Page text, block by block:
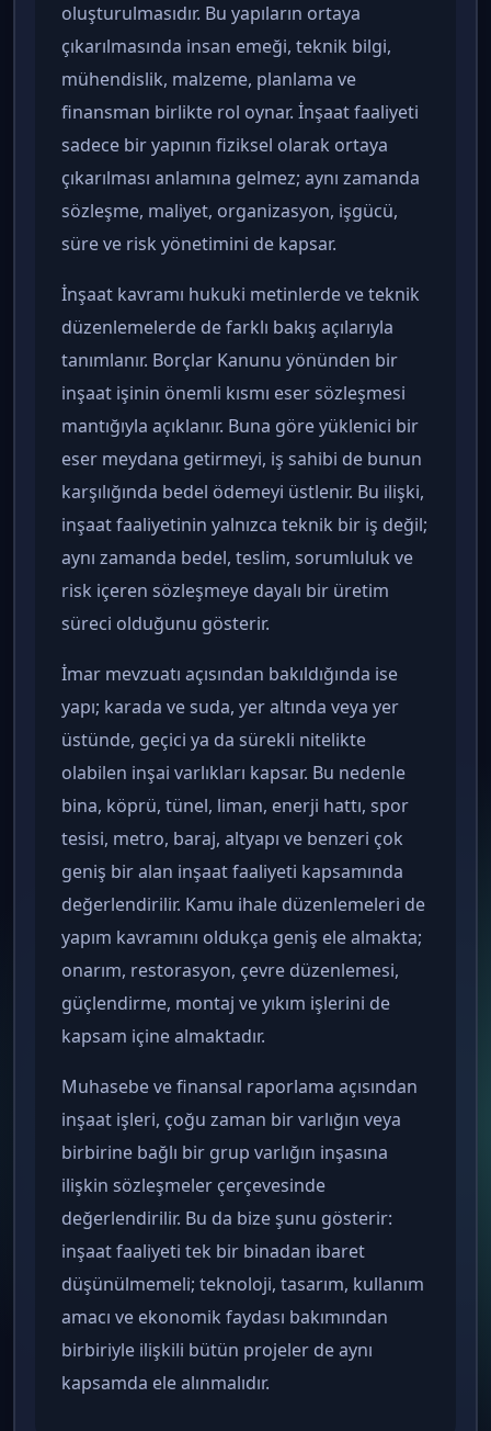
oluşturulmasıdır. Bu yapıların ortaya
çıkarılmasında insan emeği, teknik bilgi,
mühendislik, malzeme, planlama ve
finansman birlikte rol oynar. İnşaat faaliyeti
sadece bir yapının fiziksel olarak ortaya
çıkarılması anlamına gelmez; aynı zamanda
sözleşme, maliyet, organizasyon, işgücü,
süre ve risk yönetimini de kapsar.
İnşaat kavramı hukuki metinlerde ve teknik
düzenlemelerde de farklı bakış açılarıyla
tanımlanır. Borçlar Kanunu yönünden bir
inşaat işinin önemli kısmı eser sözleşmesi
mantığıyla açıklanır. Buna göre yüklenici bir
eser meydana getirmeyi, iş sahibi de bunun
karşılığında bedel ödemeyi üstlenir. Bu ilişki,
inşaat faaliyetinin yalnızca teknik bir iş değil;
aynı zamanda bedel, teslim, sorumluluk ve
risk içeren sözleşmeye dayalı bir üretim
süreci olduğunu gösterir.
İmar mevzuatı açısından bakıldığında ise
yapı; karada ve suda, yer altında veya yer
üstünde, geçici ya da sürekli nitelikte
olabilen inşai varlıkları kapsar. Bu nedenle
bina, köprü, tünel, liman, enerji hattı, spor
tesisi, metro, baraj, altyapı ve benzeri çok
geniş bir alan inşaat faaliyeti kapsamında
değerlendirilir. Kamu ihale düzenlemeleri de
yapım kavramını oldukça geniş ele almakta;
onarım, restorasyon, çevre düzenlemesi,
güçlendirme, montaj ve yıkım işlerini de
kapsam içine almaktadır.
Muhasebe ve finansal raporlama açısından
inşaat işleri, çoğu zaman bir varlığın veya
birbirine bağlı bir grup varlığın inşasına
ilişkin sözleşmeler çerçevesinde
değerlendirilir. Bu da bize şunu gösterir:
inşaat faaliyeti tek bir binadan ibaret
düşünülmemeli; teknoloji, tasarım, kullanım
amacı ve ekonomik faydası bakımından
birbiriyle ilişkili bütün projeler de aynı
kapsamda ele alınmalıdır.